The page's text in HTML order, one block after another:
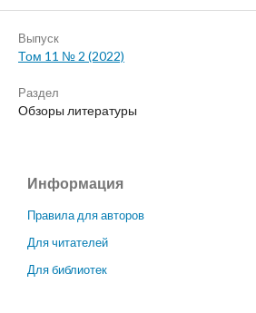
Выпуск
Том 11 № 2 (2022)
Раздел
Обзоры литературы
Информация
Правила для авторов
Для читателей
Для библиотек